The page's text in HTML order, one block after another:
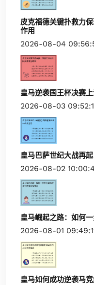
皮克福德关键扑救力
作用
2026-08-04
皇马逆袭国王杯决赛
2026-08-03
皇马巴萨世纪大战再
2026-08-02
皇马崛起之路：如何
2026-08-01
皇马如何成功逆袭马